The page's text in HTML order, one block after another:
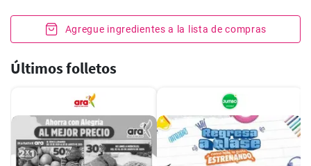
Agregue ingredientes a la lista de compras
Últimos folletos